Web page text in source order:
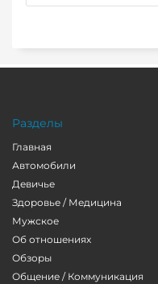
Разделы
Главная
Автомобили
Девичье
Здоровье / Медицина
Мужское
Об отношениях
Обзоры
Общение / Коммуникация